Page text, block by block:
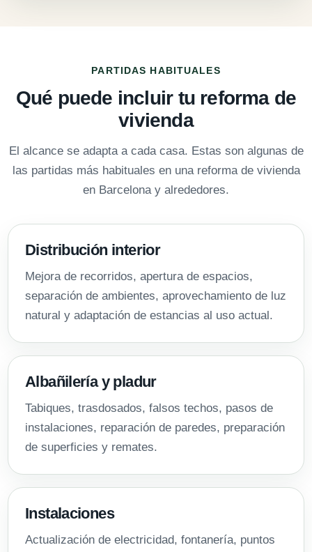
PARTIDAS HABITUALES
Qué puede incluir tu reforma de
vivienda
El alcance se adapta a cada casa. Estas son algunas de
las partidas más habituales en una reforma de vivienda
en Barcelona y alrededores.
Distribución interior
Mejora de recorridos, apertura de espacios,
separación de ambientes, aprovechamiento de luz
natural y adaptación de estancias al uso actual.
Albañilería y pladur
Tabiques, trasdosados, falsos techos, pasos de
instalaciones, reparación de paredes, preparación
de superficies y remates.
Instalaciones
Actualización de electricidad, fontanería, puntos